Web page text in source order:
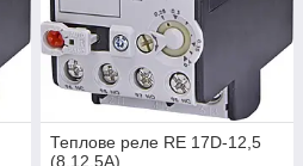
Теплове реле RE 17D-12,5
(8.12,5A)